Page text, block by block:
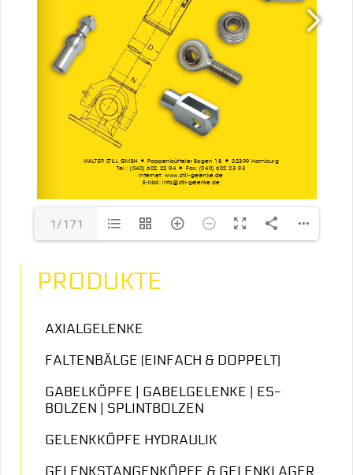
1/171
PRODUKTE
AXIALGELENKE
FALTENBÄLGE (EINFACH & DOPPELT)
GABELKÖPFE | GABELGELENKE | ES-
BOLZEN | SPLINTBOLZEN
GELENKKÖPFE HYDRAULIK
GELENKSTANGENKÖPFE & GELENKLAGER